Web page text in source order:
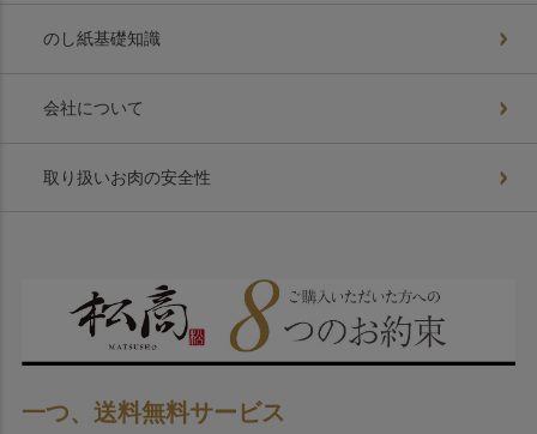
のし紙基礎知識
会社について
取り扱いお肉の安全性
一つ、送料無料サービス